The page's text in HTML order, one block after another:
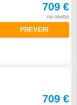
709 €
na osebo
PREVERI
709 €